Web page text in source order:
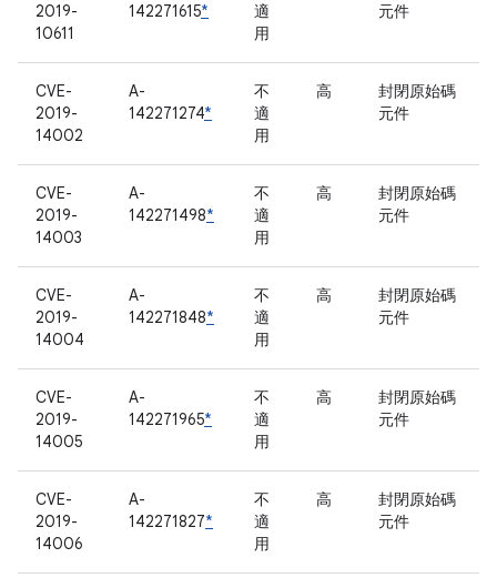
2019-
10611
142271615*
適
用
元件
CVE-
2019-
14002
A-
142271274*
不
適
用
高
封閉原始碼
元件
CVE-
2019-
14003
A-
142271498*
不
適
用
高
封閉原始碼
元件
CVE-
2019-
14004
A-
142271848*
不
適
用
高
封閉原始碼
元件
CVE-
2019-
14005
A-
142271965*
不
適
用
高
封閉原始碼
元件
CVE-
2019-
14006
A-
142271827*
不
適
用
高
封閉原始碼
元件